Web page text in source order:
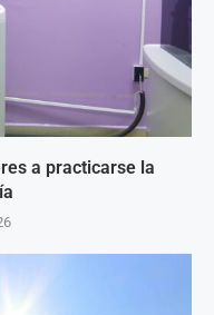
a practicarse la